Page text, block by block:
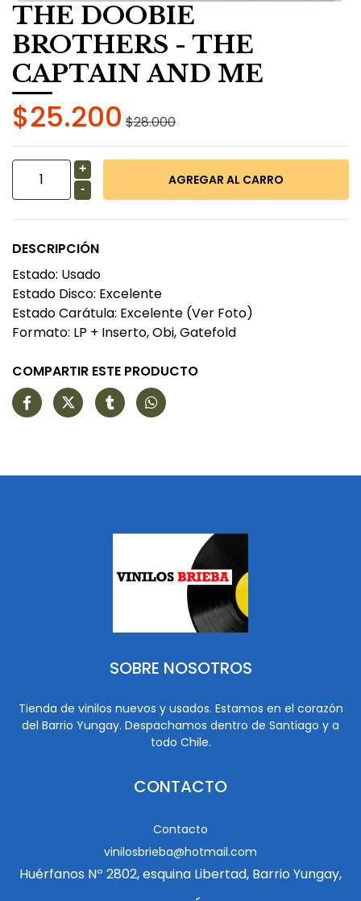
THE DOOBIE
BROTHERS - THE
CAPTAIN AND ME
$25.200 $28.000
+
-
DESCRIPCIÓN
Estado: Usado
Estado Disco: Excelente
Estado Carátula: Excelente (Ver Foto)
Formato: LP + Inserto, Obi, Gatefold
COMPARTIR ESTE PRODUCTO
SOBRE NOSOTROS
Tienda de vinilos nuevos y usados. Estamos en el corazón
del Barrio Yungay. Despachamos dentro de Santiago y a
todo Chile.
CONTACTO
Contacto
vinilosbrieba@hotmail.com
Huérfanos Nº 2802, esquina Libertad, Barrio Yungay,